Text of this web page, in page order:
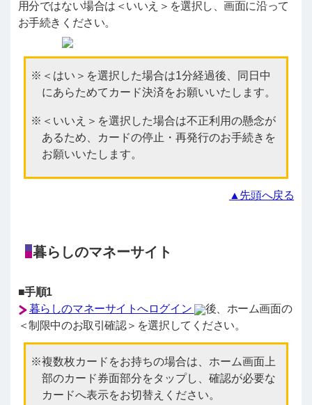
用分ではない場合は＜いいえ＞を選択し、画面に沿って
お手続きください。
＜はい＞を選択した場合は1分経過後、同日中
にあらためてカード決済をお願いいたします。
＜いいえ＞を選択した場合は不正利用の懸念が
あるため、カードの停止・再発行のお手続きを
お願いいたします。
▲先頭へ戻る
暮らしのマネーサイト
■手順1
暮らしのマネーサイトへログイン
後、ホーム画面の
＜制限中のお取引確認＞を選択してください。
複数枚カードをお持ちの場合は、ホーム画面上
部のカード券面部分をタップし、確認が必要な
カードへ表示をお切替えください。